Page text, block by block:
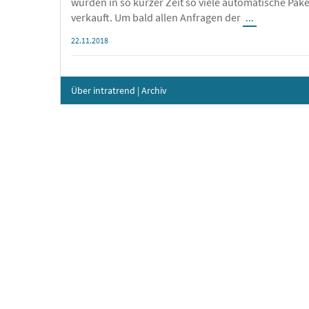
verkauft. Um bald allen Anfragen der ...
22.11.2018
Über intratrend | Archiv